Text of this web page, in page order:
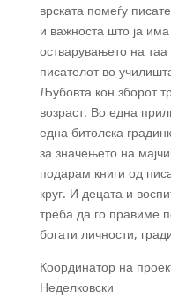
врската помеѓу
и важноста што ја
остварувањето на
писателот во
Љубовта кон зборот
возраст. Во една
една битолска
за значењето на
подарам книги од
круг. И децата и
треба да го правиме
богати личности,
Координатор на
Неделковски